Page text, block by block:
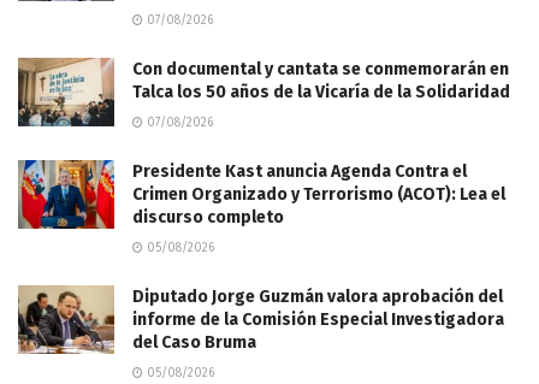
07/08/2026
Con documental y cantata se conmemorarán en
Talca los 50 años de la Vicaría de la Solidaridad
07/08/2026
Presidente Kast anuncia Agenda Contra el
Crimen Organizado y Terrorismo (ACOT): Lea el
discurso completo
05/08/2026
Diputado Jorge Guzmán valora aprobación del
informe de la Comisión Especial Investigadora
del Caso Bruma
05/08/2026